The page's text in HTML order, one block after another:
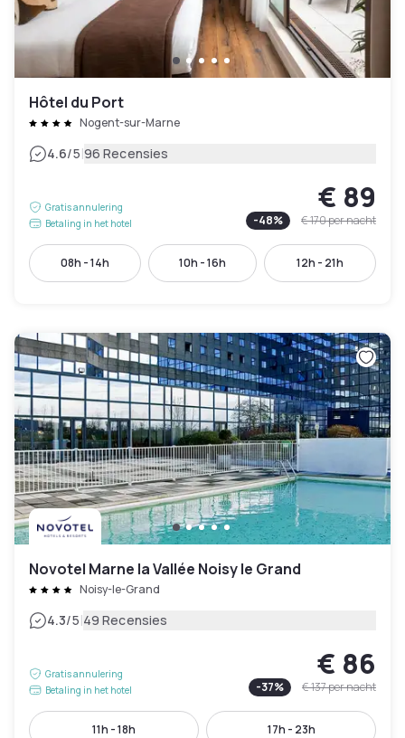
Hôtel du Port
Nogent-sur-Marne
4.6/5|96 Recensies
Gratis annulering
Betaling in het hotel
€ 89
-48% € 170per nacht
08h - 14h 10h - 16h 12h - 21h
Novotel Marne la Vallée Noisy le Grand
Noisy-le-Grand
4.3/5|49 Recensies
Gratis annulering
Betaling in het hotel
€ 86
-37% € 137per nacht
11h - 18h 17h - 23h